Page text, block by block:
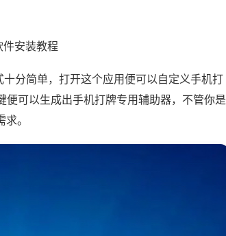
安装教程
分简单，打开这个应用便可以自定义手机打
可以生成出手机打牌专用辅助器，不管你是
。